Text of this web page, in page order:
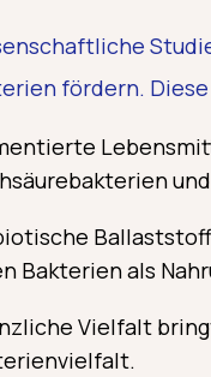
fördern.
Bakterien als
Vielfalt